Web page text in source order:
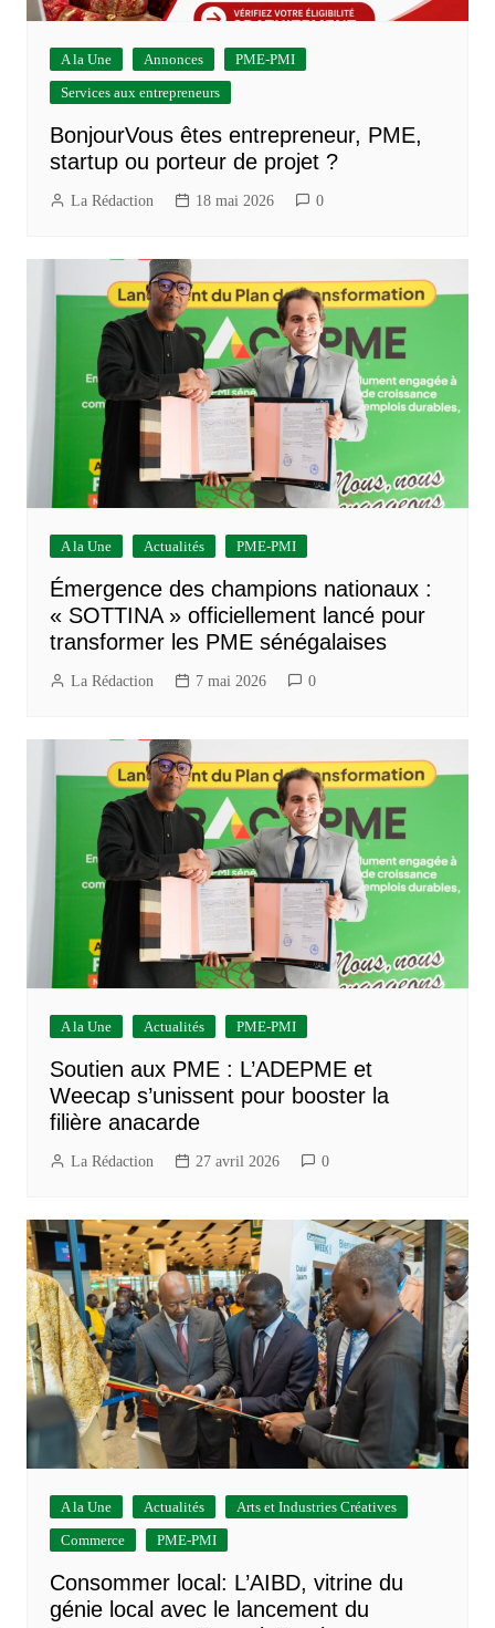
A la Une Annonces
PME-PMI
Services aux entrepreneurs
BonjourVous êtes entrepreneur, PME,
startup ou porteur de projet ?
La Rédaction 18 mai 2026 0
A la Une Actualités PME-PMI
Émergence des champions nationaux :
« SOTTINA » officiellement lancé pour
transformer les PME sénégalaises
La Rédaction 7 mai 2026 0
A la Une Actualités PME-PMI
Soutien aux PME : L’ADEPME et
Weecap s’unissent pour booster la
filière anacarde
La Rédaction 27 avril 2026 0
A la Une Actualités
Arts et Industries Créatives
Commerce
PME-PMI
Consommer local: L’AIBD, vitrine du
génie local avec le lancement du